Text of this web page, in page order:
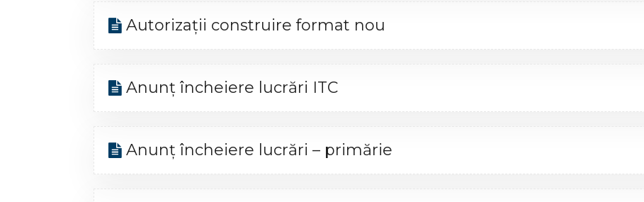
Autorizații construire format nou
Anunț încheiere lucrări ITC
Anunț încheiere lucrări – primărie